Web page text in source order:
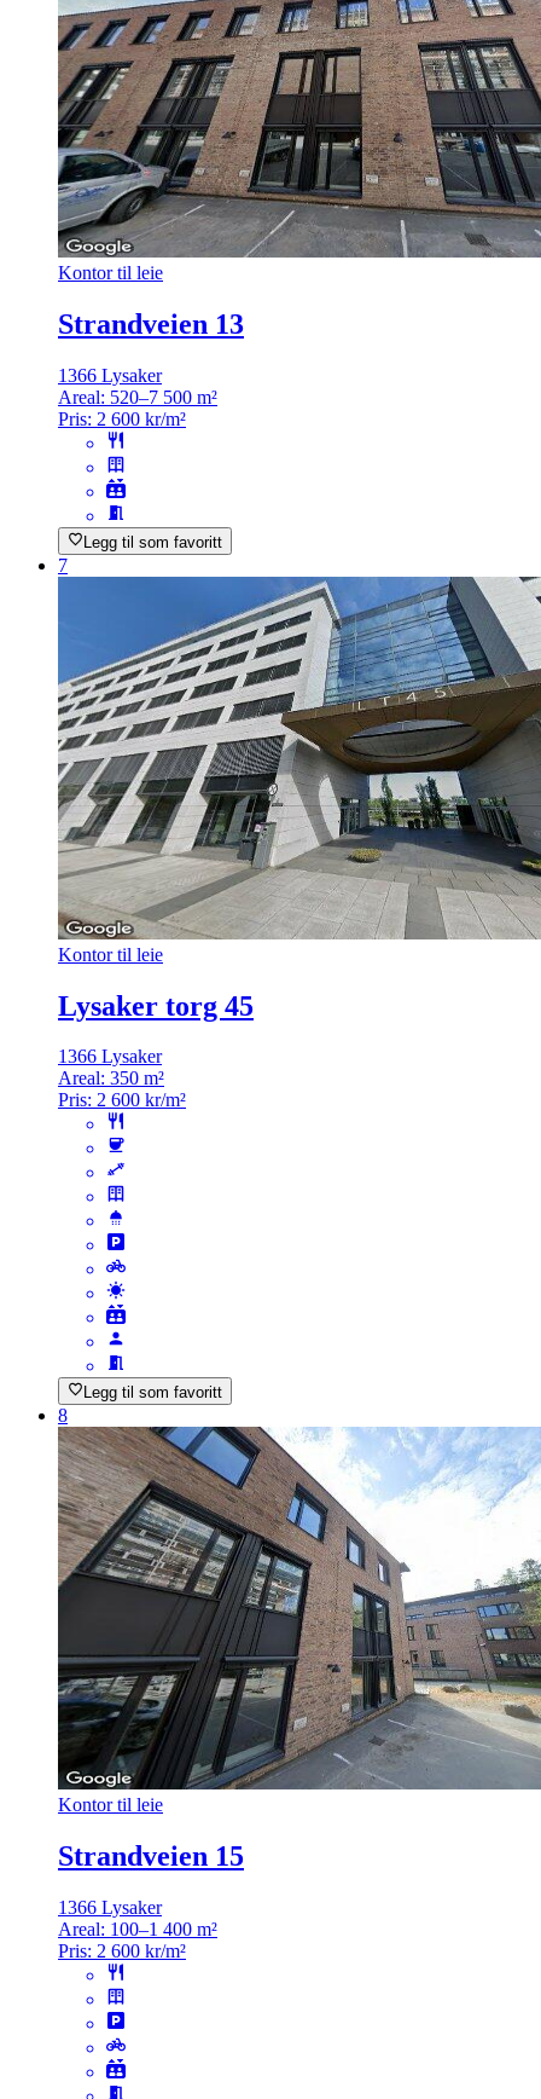
Kontor til leie
Strandveien 13
1366 Lysaker
Areal: 520–7 500 m²
Pris: 2 600 kr/m²
Legg til som favoritt
7
Kontor til leie
Lysaker torg 45
1366 Lysaker
Areal: 350 m²
Pris: 2 600 kr/m²
Legg til som favoritt
8
Kontor til leie
Strandveien 15
1366 Lysaker
Areal: 100–1 400 m²
Pris: 2 600 kr/m²